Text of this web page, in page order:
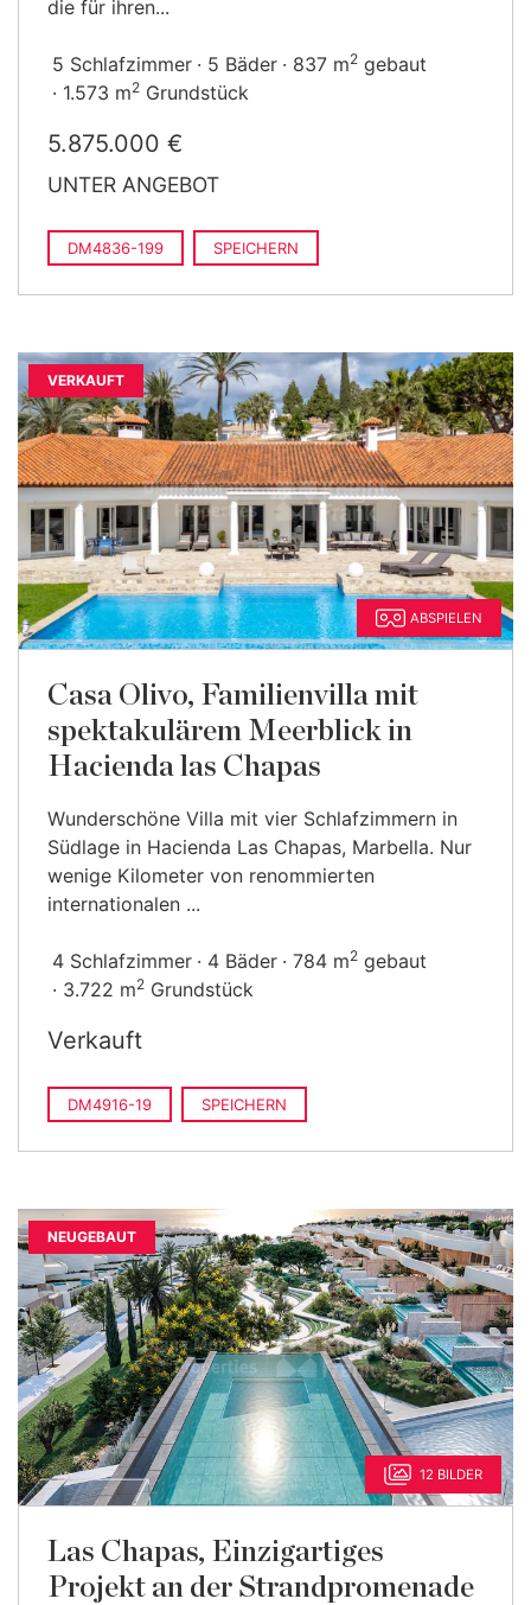
die für ihren...
5 Schlafzimmer 5 Bäder 837 m2 gebaut
1.573 m2 Grundstück
5.875.000 €
UNTER ANGEBOT
DM4836-199 SPEICHERN
VERKAUFT
ABSPIELEN
Casa Olivo, Familienvilla mit
spektakulärem Meerblick in
Hacienda las Chapas
Wunderschöne Villa mit vier Schlafzimmern in
Südlage in Hacienda Las Chapas, Marbella. Nur
wenige Kilometer von renommierten
internationalen ...
4 Schlafzimmer 4 Bäder 784 m2 gebaut
3.722 m2 Grundstück
Verkauft
DM4916-19 SPEICHERN
NEUGEBAUT
12 BILDER
Las Chapas, Einzigartiges
Projekt an der Strandpromenade